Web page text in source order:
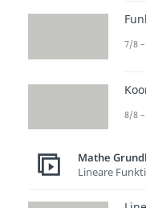
7/8
8/8
Mathe
Lineare